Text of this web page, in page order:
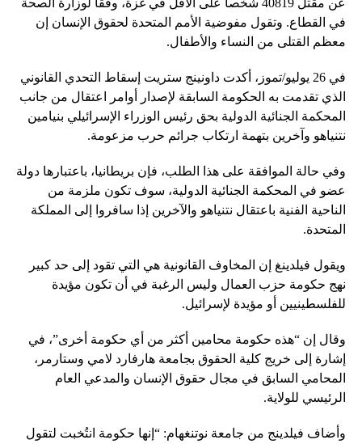
في القطاع. وتقول مفوضية الأمم المتحدة لحقوق الإنسان إن
معظم القتلى من النساء والأطفال.
في 26 يوليو/تموز، أكدت داونينج ستريت إسقاط التحدي القانوني
الذي تقدمت به الحكومة السابقة لإصدار أوامر اعتقال من جانب
المحكمة الجنائية الدولية بحق رئيس الوزراء الإسرائيلي بنيامين
نتنياهو وآخرين بتهمة ارتكاب جرائم حرب مزعومة.
وفي حالة الموافقة على هذا الطلب، فإن بريطانيا، باعتبارها دولة
عضو في المحكمة الجنائية الدولية، سوف تكون ملزمة من
الناحية الفنية باعتقال نتنياهو والآخرين إذا سافروا إلى المملكة
المتحدة.
ويقول فيلدينغ إن المخاوف القانونية هي التي تقود إلى حد كبير
نهج حكومة حزب العمال وليس الرغبة في أن تكون مؤيدة
للفلسطينيين أو مؤيدة لإسرائيل.
وقال إن “هذه حكومة محامين أكثر من أي حكومة أخرى”، في
إشارة إلى خريج كلية الحقوق بجامعة هارفارد لامي وستارمر،
المحامي السابق في مجال حقوق الإنسان والمدعي العام
الرئيسي للولاية.
وأضاف فيلدينج من جامعة نوتنغهام: “إنها حكومة انتُخبت لتقول